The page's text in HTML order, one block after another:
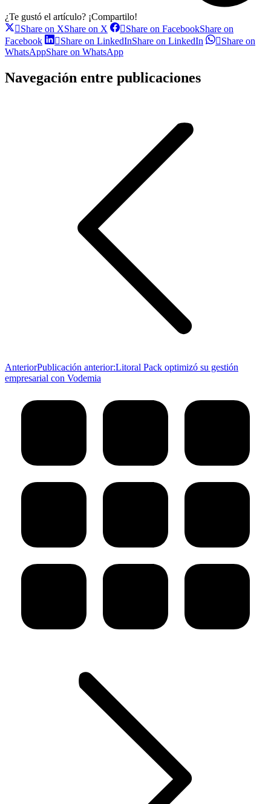
¿Te gustó el artículo? ¡Compartilo!
Share on XShare on X Share on FacebookShare on
Facebook
Share on LinkedInShare on LinkedIn
Share on
WhatsAppShare on WhatsApp
Navegación entre publicaciones
AnteriorPublicación anterior:Litoral Pack optimizó su gestión
empresarial con Vodemia